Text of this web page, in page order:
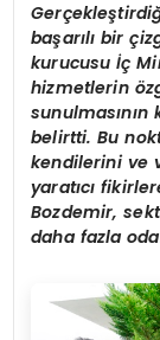
Ger
başarılı bir
kurucusu İç
hizmetlerin ö
belirtti. Bu
kendilerini ve
yaratıcı
Bozdemir, sekt
daha fazla